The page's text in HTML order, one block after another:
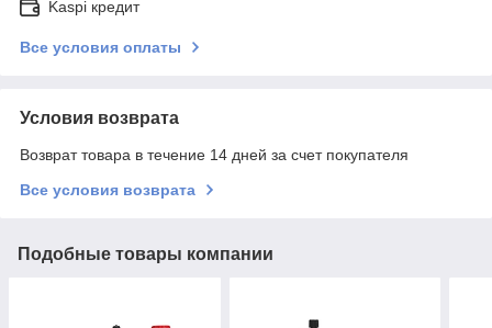
Kaspi кредит
Все условия оплаты
Условия возврата
Возврат товара в течение 14 дней за счет покупателя
Все условия возврата
Подобные товары компании